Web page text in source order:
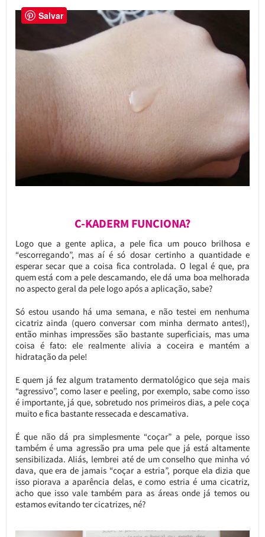
C-KADERM FUNCIONA?
Logo que a gente aplica, a pele fica um pouco brilhosa e
“escorregando”, mas aí é só dosar certinho a quantidade e
esperar secar que a coisa fica controlada. O legal é que, pra
quem está com a pele descamando, ele dá uma boa melhorada
no aspecto geral da pele logo após a aplicação, sabe?
Só estou usando há uma semana, e não testei em nenhuma
cicatriz ainda (quero conversar com minha dermato antes!),
então minhas impressões são bastante superficiais, mas uma
coisa é fato: ele realmente alivia a coceira e mantém a
hidratação da pele!
E quem já fez algum tratamento dermatológico que seja mais
“agressivo”, como laser e peeling, por exemplo, sabe como isso
é importante, já que, sobretudo nos primeiros dias, a pele coça
muito e fica bastante ressecada e descamativa.
É que não dá pra simplesmente “coçar” a pele, porque isso
também é uma agressão pra uma pele que já está altamente
sensibilizada. Aliás, lembrei até de um conselho que minha vó
dava, que era de jamais “coçar a estria”, porque ela dizia que
isso piorava a aparência delas, e como estria é uma cicatriz,
acho que isso vale também para as áreas onde já temos ou
estamos evitando ter cicatrizes, né?
Salvar